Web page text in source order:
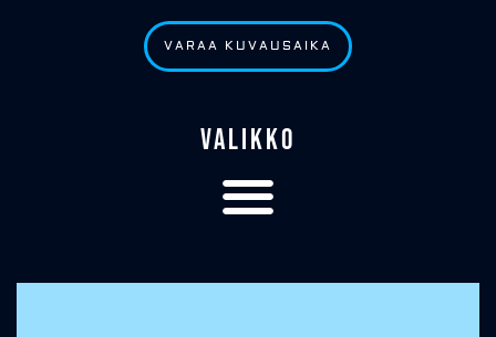
VARAA KUVAUSAIKA
VALIKKO